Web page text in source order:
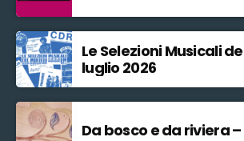
Le Selezioni Musicali
luglio 2026
Da bosco e da riviera